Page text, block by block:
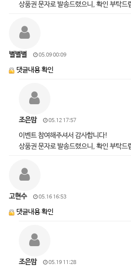
상품권 문자로 발송드렸으니, 확인 부탁
별별별 05.09 00:09
댓글내용 확인
조은맘 05.12 17:57
이벤트 참여해주셔서 감사합니다!
상품권 문자로 발송드렸으니, 확인 부탁
고현수 05.16 16:53
댓글내용 확인
조은맘 05.19 11:28